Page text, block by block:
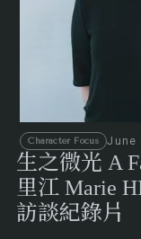
Character Focus June
生之微光 A
里江 Marie
訪談紀錄片